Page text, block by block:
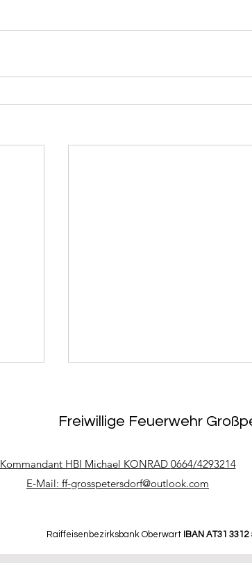
Freiwillige Feuerwehr
Kommandant HBI Michael KONRAD 0664/4293214
E-Mail: ff-grosspetersdorf@outlook.com
Raiffeisenbezirksbank Oberwart IBAN AT31